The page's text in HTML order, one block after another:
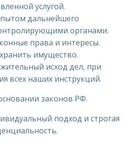
услугой.
дальнейшего
органами.
права и интересы.
имущество.
исход дел, при
всех наших инструкций.
законов РФ.
подход и строгая